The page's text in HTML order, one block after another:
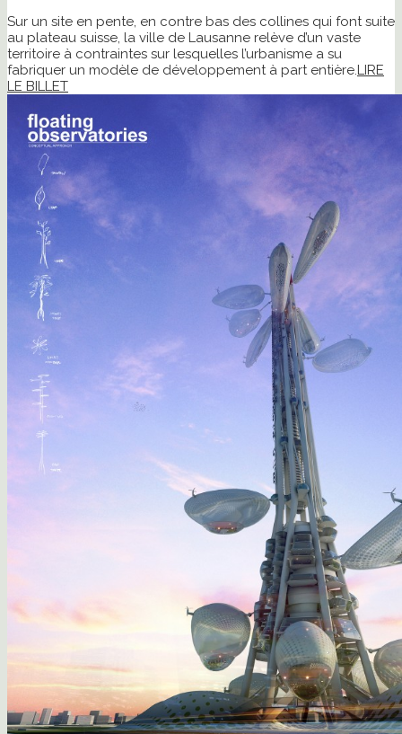
Sur un site en pente, en contre bas des collines qui font suite
au plateau suisse, la ville de Lausanne relève d’un vaste
territoire à contraintes sur lesquelles l’urbanisme a su
fabriquer un modèle de développement à part entière.LIRE
LE BILLET